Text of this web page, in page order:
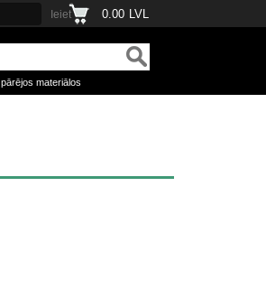
0.00 LVL
pārējos materiālos